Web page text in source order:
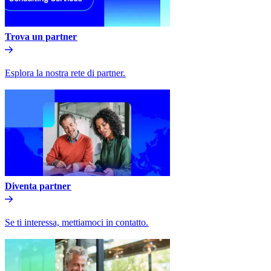
Trova un partner​​
Esplora la nostra rete di partner.​​
Diventa partner​​
Se ti interessa, mettiamoci in contatto.​​